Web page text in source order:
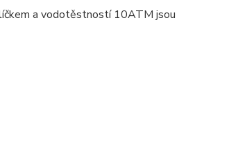
a vodotěstností 10ATM jsou